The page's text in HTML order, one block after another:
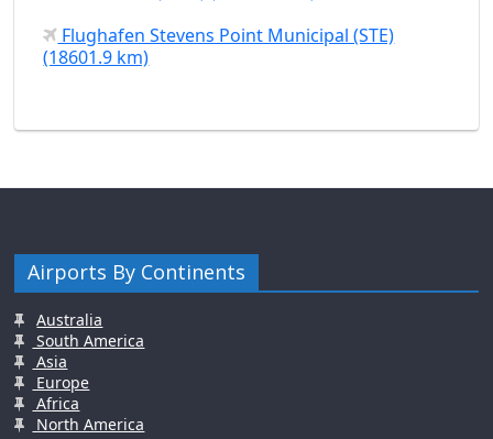
Flughafen Stevens Point Municipal (STE)
(18601.9 km)
Airports By Continents
Australia
South America
Asia
Europe
Africa
North America